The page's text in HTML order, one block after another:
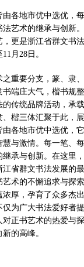
地市优中选优，每
艺术的继承与创新
更是浙江省群文书
月28日。
重要分支，篆、隶
端庄大气，楷书规
传统品牌活动，承
楷三体汇聚于此，
各地市优中选优，
慧与激情。每一笔、
承与创新。在这里
省群文书法发展的
艺术的不懈追求与探
厚，孕育了众多杰
为广大书法爱好者
正书艺术的热爱与
的高峰。